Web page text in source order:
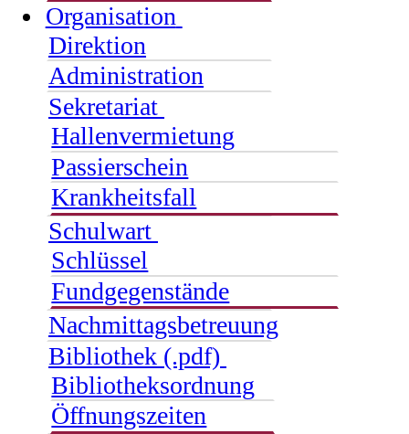
Organisation
Direktion
Administration
Sekretariat
Hallenvermietung
Passierschein
Krankheitsfall
Schulwart
Schlüssel
Fundgegenstände
Nachmittagsbetreuung
Bibliothek (.pdf)
Bibliotheksordnung
Öffnungszeiten